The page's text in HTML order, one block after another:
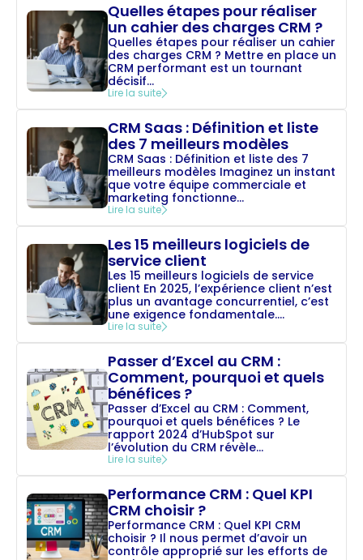
Quelles étapes pour réaliser
un cahier des charges CRM ?
Quelles étapes pour réaliser un cahier
des charges CRM ? Mettre en place un
CRM performant est un tournant
décisif...
Lire la suite
CRM Saas : Définition et liste
des 7 meilleurs modèles
CRM Saas : Définition et liste des 7
meilleurs modèles Imaginez un instant
que votre équipe commerciale et
marketing fonctionne...
Lire la suite
Les 15 meilleurs logiciels de
service client
Les 15 meilleurs logiciels de service
client En 2025, l’expérience client n’est
plus un avantage concurrentiel, c’est
une exigence fondamentale....
Lire la suite
Passer d’Excel au CRM :
Comment, pourquoi et quels
bénéfices ?
Passer d’Excel au CRM : Comment,
pourquoi et quels bénéfices ? Le
rapport 2024 d’HubSpot sur
l’évolution du CRM révèle...
Lire la suite
Performance CRM : Quel KPI
CRM choisir ?
Performance CRM : Quel KPI CRM
choisir ? Il nous permet d’avoir un
contrôle approprié sur les efforts de